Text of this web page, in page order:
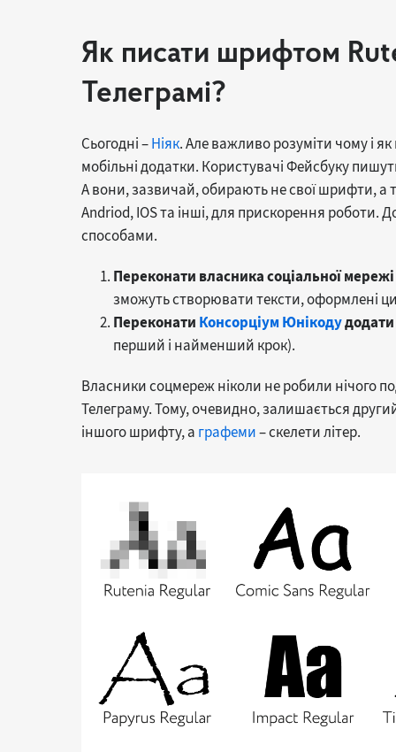
Як писати шрифтом
Телеграмі?
Сьогодні –Ніяк. Але важливо розуміти чому і
мобільні додатки. Користувачі Фейсбуку
А вони, зазвичай, обирають не свої шрифти, а
Andriod, IOS та інші, для прискорення роботи.
способами.
Переконати власника соціальної
зможуть створювати тексти, оформлені
Переконати Консорціум Юнікодудодати
перший і найменший крок).
Власники соцмереж ніколи не робили нічого
Телеграму. Тому, очевидно, залишається
іншого шрифту, а графеми– скелети літер.